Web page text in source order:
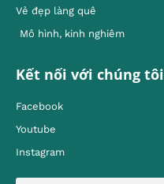
Vẻ đẹp làng quê
Mô hình, kinh nghiêm
Kết nối với chúng tôi
Facebook
Youtube
Instagram